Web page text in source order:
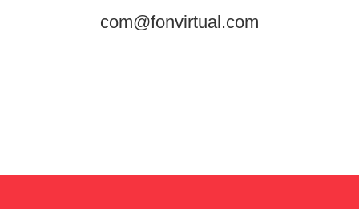
com@fonvirtual.com